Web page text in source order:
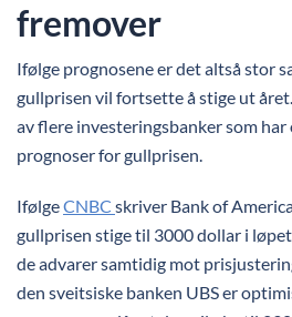
fremover
Ifølge prognosene er det altså stor
gullprisen vil fortsette å stige ut
av flere investeringsbanker som
prognoser for gullprisen.
IfølgeCNBC skriver Bank of
gullprisen stige til 3000 dollar i
de advarer samtidig mot
den sveitsiske banken UBS er